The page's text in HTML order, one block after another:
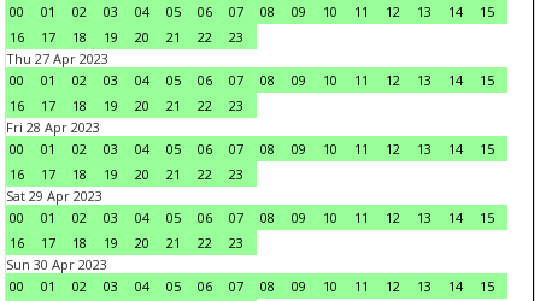
00
01 02 03 04 05 06 07 08 09 10 11 12 13 14
15
16
17 18 19 20 21 22
23
Thu 27 Apr 2023
00
01 02 03 04 05 06 07 08 09 10 11 12 13 14
15
16
17 18 19 20 21 22
23
Fri 28 Apr 2023
00
01 02 03 04 05 06 07 08 09 10 11 12 13 14
15
16
17 18 19 20 21 22
23
Sat 29 Apr 2023
00
01 02 03 04 05 06 07 08 09 10 11 12 13 14
15
16
17 18 19 20 21 22
23
Sun 30 Apr 2023
00
01 02 03 04 05 06 07 08 09 10 11 12 13 14
15